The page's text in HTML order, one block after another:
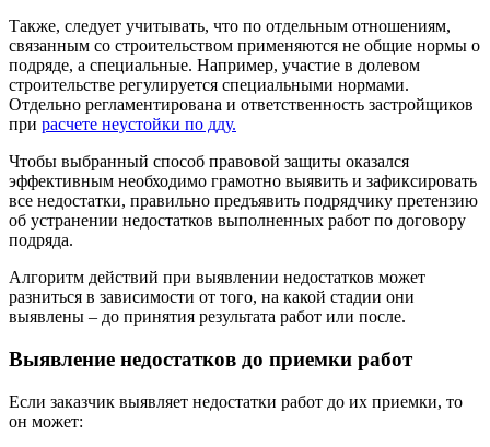
Также, следует учитывать, что по отдельным отношениям,
связанным со строительством применяются не общие нормы о
подряде, а специальные. Например, участие в долевом
строительстве регулируется специальными нормами.
Отдельно регламентирована и ответственность застройщиков
при расчете неустойки по дду.
Чтобы выбранный способ правовой защиты оказался
эффективным необходимо грамотно выявить и зафиксировать
все недостатки, правильно предъявить подрядчику претензию
об устранении недостатков выполненных работ по договору
подряда.
Алгоритм действий при выявлении недостатков может
разниться в зависимости от того, на какой стадии они
выявлены – до принятия результата работ или после.
Выявление недостатков до приемки работ
Если заказчик выявляет недостатки работ до их приемки, то
он может: